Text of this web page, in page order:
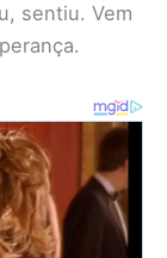
sentiu. Vem